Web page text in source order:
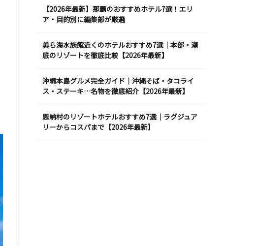
【2026年最新】那覇のおすすめホテル7選！エリ
ア・目的別に編集部が厳選
美ら海水族館近くのホテルおすすめ7選｜本部・瀬
底のリゾートを徹底比較【2026年最新】
沖縄本島グルメ完全ガイド｜沖縄そば・タコライ
ス・ステーキ…名物を徹底紹介【2026年最新】
恩納村のリゾートホテルおすすめ7選｜ラグジュア
リーからコスパまで【2026年最新】